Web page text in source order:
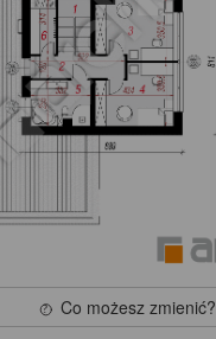
Co możesz zmienić?